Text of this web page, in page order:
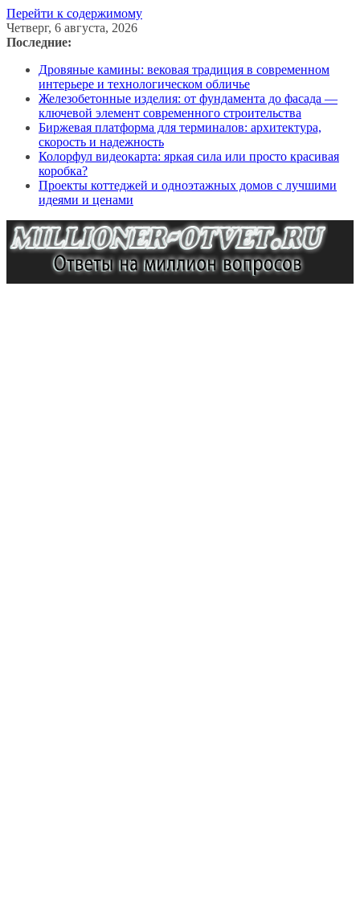
Перейти к содержимому
Четверг, 6 августа, 2026
Последние:
Дровяные камины: вековая традиция в современном
интерьере и технологическом обличье
Железобетонные изделия: от фундамента до фасада —
ключевой элемент современного строительства
Биржевая платформа для терминалов: архитектура,
скорость и надежность
Колорфул видеокарта: яркая сила или просто красивая
коробка?
Проекты коттеджей и одноэтажных домов с лучшими
идеями и ценами